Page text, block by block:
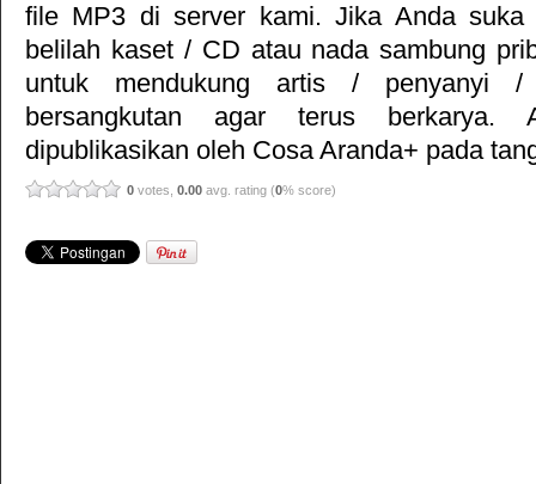
file MP3 di server kami. Jika Anda
belilah kaset / CD atau nada sambung
untuk mendukung artis / penyanyi
bersangkutan agar terus berkarya.
dipublikasikan oleh Cosa Aranda+ pada
0 votes, 0.00 avg. rating (0% score)